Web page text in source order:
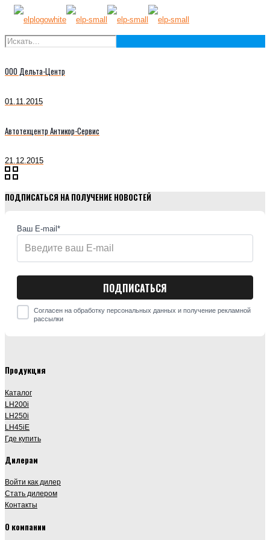
ООО Дельта-Центр
01.11.2015
Автотехцентр Антикор-Сервис
21.12.2015
ПОДПИСАТЬСЯ НА ПОЛУЧЕНИЕ НОВОСТЕЙ
Ваш E-mail*
Согласен на обработку персональных данных и получение рекламной
рассылки
Продукция
Каталог
LH200i
LH250i
LH45iE
Где купить
Дилерам
Войти как дилер
Стать дилером
Контакты
О компании